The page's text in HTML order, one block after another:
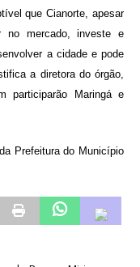
que Cianorte, apesar
no mercado, investe e
a cidade e pode
a diretora do órgão,
participarão Maringá e
Prefeitura do Município